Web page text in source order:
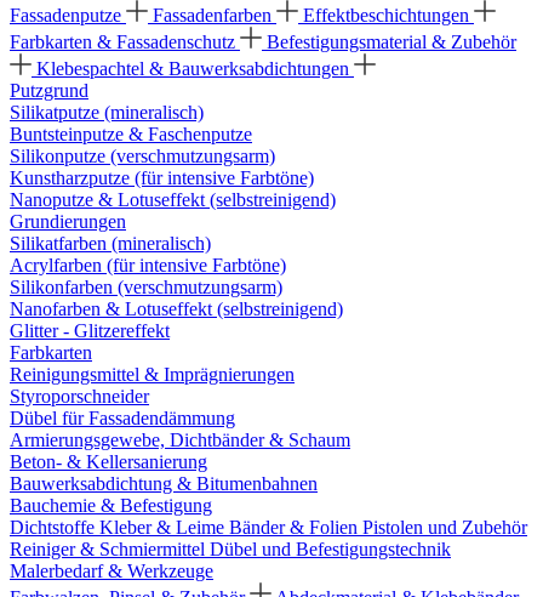
Fassadenputze
Fassadenfarben
Effektbeschichtungen
Farbkarten & Fassadenschutz
Befestigungsmaterial & Zubehör
Klebespachtel & Bauwerksabdichtungen
Putzgrund
Silikatputze (mineralisch)
Buntsteinputze & Faschenputze
Silikonputze (verschmutzungsarm)
Kunstharzputze (für intensive Farbtöne)
Nanoputze & Lotuseffekt (selbstreinigend)
Grundierungen
Silikatfarben (mineralisch)
Acrylfarben (für intensive Farbtöne)
Silikonfarben (verschmutzungsarm)
Nanofarben & Lotuseffekt (selbstreinigend)
Glitter - Glitzereffekt
Farbkarten
Reinigungsmittel & Imprägnierungen
Styroporschneider
Dübel für Fassadendämmung
Armierungsgewebe, Dichtbänder & Schaum
Beton- & Kellersanierung
Bauwerksabdichtung & Bitumenbahnen
Bauchemie & Befestigung
Dichtstoffe Kleber & Leime Bänder & Folien Pistolen und Zubehör
Reiniger & Schmiermittel Dübel und Befestigungstechnik
Malerbedarf & Werkzeuge